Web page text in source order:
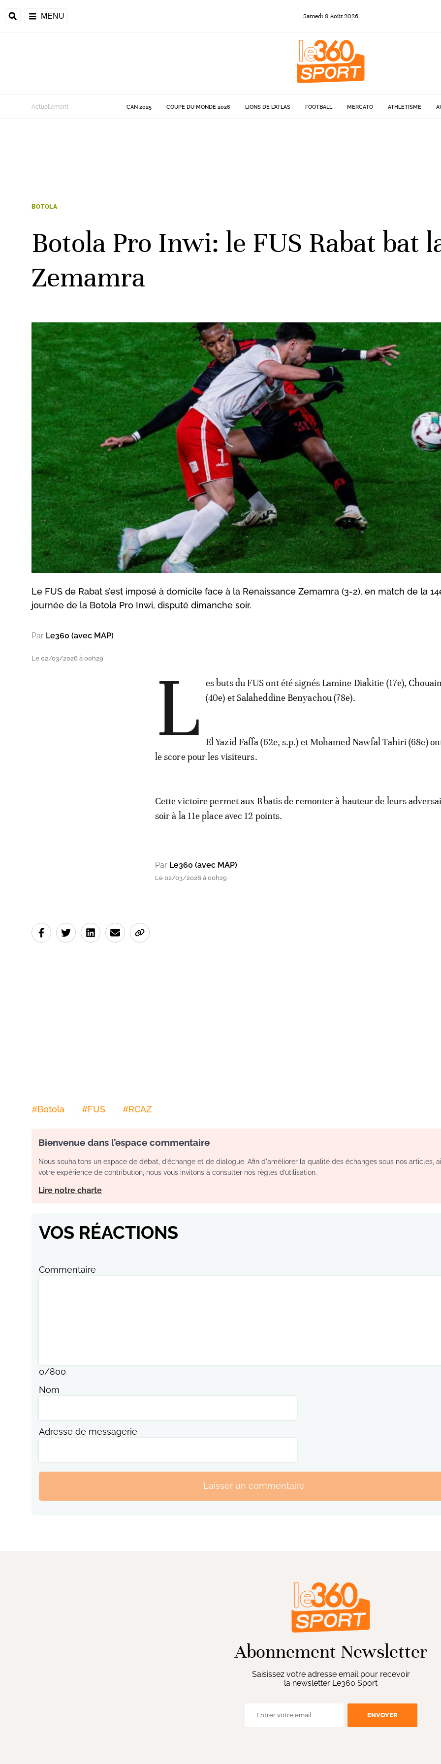
MENU Samedi 8Août2026
de la CAF
Actuellement CAN 2025 COUPE DU MONDE 2026 LIONS DE L'ATLAS FOOTBALL MERCATO ATHLÉTISME
BOTOLA
Botola Pro Inwi: le FUS Rabat bat
Zemamra
Le FUS de Rabat s’est imposé à domicile face à la Renaissance Zemamra (3-2), en match de la
journée de la Botola Pro Inwi, disputé dimanche soir.
Par Le360 (avec MAP)
Le 02/03/2026 à 00h29 L
es buts du FUS ont été signés Lamine Diakitie (17e),
(40e) et Salaheddine Benyachou (78e).
El Yazid Faffa (62e, s.p.) et Mohamed Nawfal Tahiri (68e)
le score pour les visiteurs.
Cette victoire permet aux Rbatis de remonter à hauteur de leurs
soir à la 11e place avec 12 points.
Par Le360 (avec MAP)
Le 02/03/2026 à 00h29
#Botola #FUS #RCAZ
Bienvenue dans l’espace commentaire
Nous souhaitons un espace de débat, d’échange et de dialogue. Afin d'améliorer la qualité des échanges sous nos articles,
votre expérience de contribution, nous vous invitons à consulter nos règles d’utilisation.
Lire notre charte
VOS RÉACTIONS
Commentaire
0/800
Nom
Adresse de messagerie
Laisser un commentaire
Abonnement Newsletter
Saisissez votre adresse email pour recevoir
la newsletter Le360 Sport
ENVOYER